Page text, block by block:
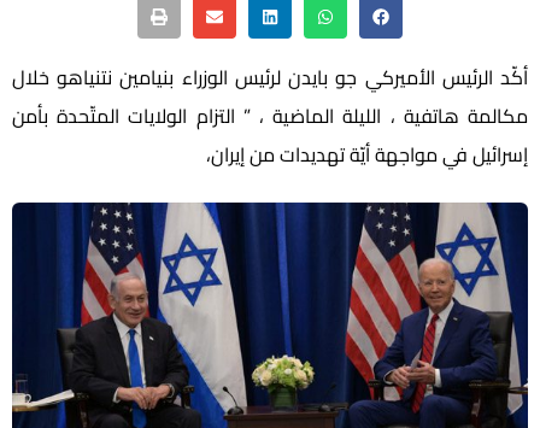
أكّد الرئيس الأميركي جو بايدن لرئيس الوزراء بنيامين نتنياهو خلال
مكالمة هاتفية ، الليلة الماضية ، ” التزام الولايات المتّحدة بأمن
إسرائيل في مواجهة أيّة تهديدات من إيران،